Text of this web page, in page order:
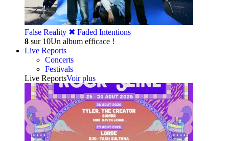
False Reality ✖︎ Faded Intentions
8 sur 10Un album efficace !
Live Reports
Concerts
Festivals
Live ReportsVoir plus